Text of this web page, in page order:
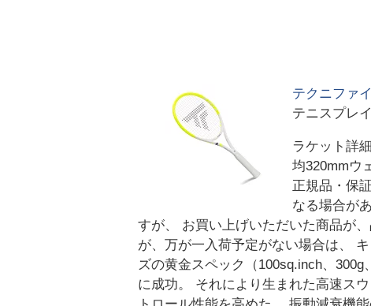
テクニファ
テニスプレ
ラケット詳
均320mmウ
正規品・保
なる場合が
すが、 お買い上げいただいた商品が
が、万が一入荷予定がない場合は、
ズの黄金スペック（100sq.inch、
に成功。 それにより生まれた高速ス